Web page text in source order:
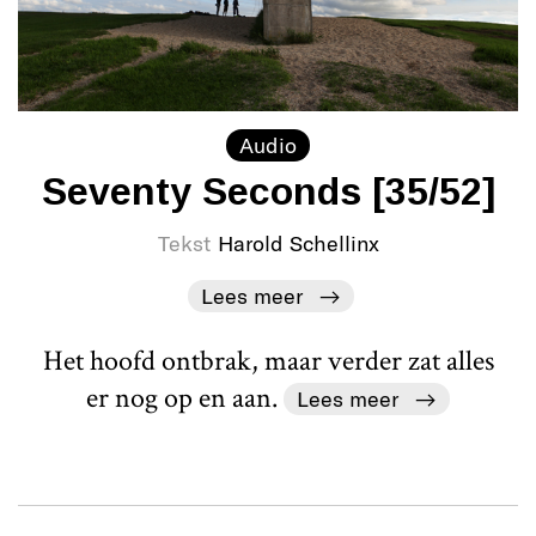
Audio
Seventy Seconds [35/52]
Tekst Harold Schellinx
Lees meer
Het hoofd ontbrak, maar verder zat alles
er nog op en aan.
Lees meer